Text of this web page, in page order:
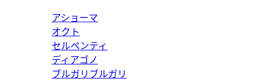
アショーマ
オクト
セルペンティ
ディアゴノ
ブルガリブルガリ